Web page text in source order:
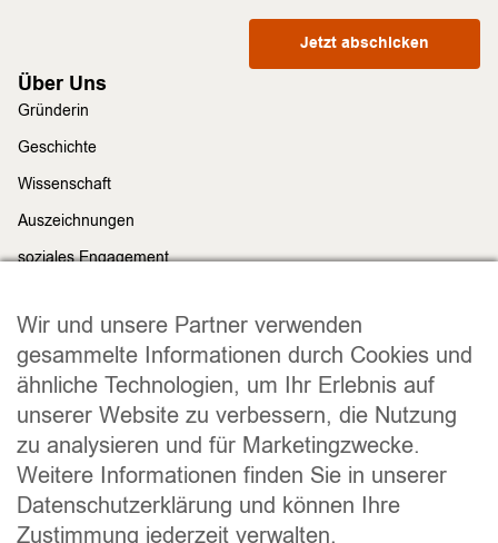
Jetzt abschicken
Über Uns
Gründerin
Geschichte
Wissenschaft
Auszeichnungen
soziales Engagement
Rechtliches
Impressum
Datenschutz
Widerrufsrecht
Allgemeine Geschäftsbedingungen
Versand und Lieferung
Zahlungsweisen
Wir und unsere Partner verwenden
gesammelte Informationen durch Cookies und
ähnliche Technologien, um Ihr Erlebnis auf
unserer Website zu verbessern, die Nutzung
zu analysieren und für Marketingzwecke.
Weitere Informationen finden Sie in unserer
Datenschutzerklärung und können Ihre
Zustimmung jederzeit verwalten.